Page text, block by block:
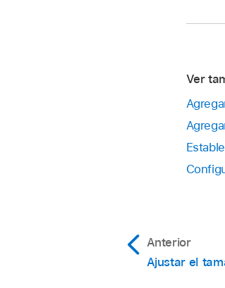
Ver
Anterior
Ajustar el